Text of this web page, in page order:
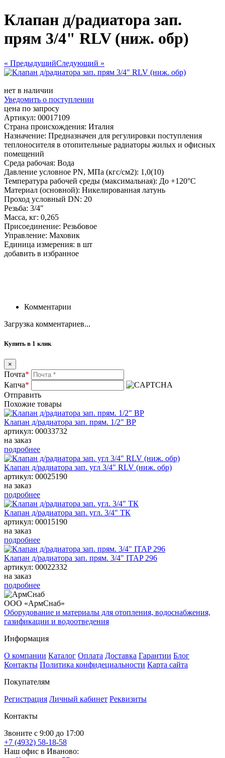
Клапан д/радиатора зап.
прям 3/4" RLV (ниж. обр)
« ПредыдущийСледующий »
нет в наличии
Уведомить о поступлении
цена по запросу
Артикул: 00017109
Страна происхождения: Италия
Назначение: Предназначен для регулировки поступления
теплоносителя в отопительные радиаторы жилых и офисных
помещений
Среда рабочая: Вода
Давление условное PN, МПа (кгс/см2): 1,0(10)
Температура рабочей среды (максимальная): До +120°С
Материал (основной): Никелированная латунь
Проход условный DN: 20
Резьба: 3/4"
Масса, кг: 0,265
Присоединение: Резьбовое
Управление: Маховик
Единица измерения: в шт
добавить в избранное
Комментарии
Загрузка комментариев...
Купить в 1 клик
×
Почта*
Капча*
Отправить
Похожие товары
Клапан д/радиатора зап. прям. 1/2" BP
артикул: 00033732
на заказ
подробнее
Клапан д/радиатора зап. угл 3/4" RLV (ниж. обр)
артикул: 00025190
на заказ
подробнее
Клапан д/радиатора зап. угл. 3/4" ТК
артикул: 00015190
на заказ
подробнее
Клапан д/радиатора зап. прям. 3/4" ITAP 296
артикул: 00022332
на заказ
подробнее
ООО «АрмСнаб»
Оборудование и материалы для отопления, водоснабжения,
газификации и водоотведения
Информация
О компании Каталог Оплата Доставка Гарантии Блог
Контакты Политика конфидециальности Карта сайта
Покупателям
Регистрация Личный кабинет Реквизиты
Контакты
Звоните с 9:00 до 17:00
+7 (4932) 58-18-58
Наш офис в Иваново: